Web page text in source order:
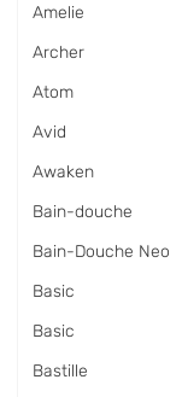
Amelie
Archer
Atom
Avid
Awaken
Bain-douche
Bain-Douche Neo
Basic
Basic
Bastille